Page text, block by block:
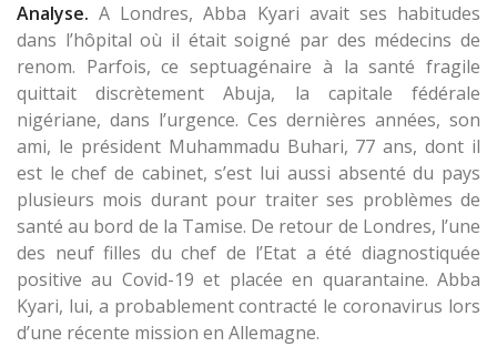
Analyse.A Londres, Abba Kyari avait ses habitudes
dans l’hôpital où il était soigné par des médecins de
renom. Parfois, ce septuagénaire à la santé fragile
quittait discrètement Abuja, la capitale fédérale
nigériane, dans l’urgence. Ces dernières années, son
ami, le président Muhammadu Buhari, 77 ans, dont il
est le chef de cabinet, s’est lui aussi absenté du pays
plusieurs mois durant pour traiter ses problèmes de
santé au bord de la Tamise. De retour de Londres, l’une
des neuf filles du chef de l’Etat a été diagnostiquée
positive au Covid-19 et placée en quarantaine. Abba
Kyari, lui, a probablement contracté le coronavirus lors
d’une récente mission en Allemagne.